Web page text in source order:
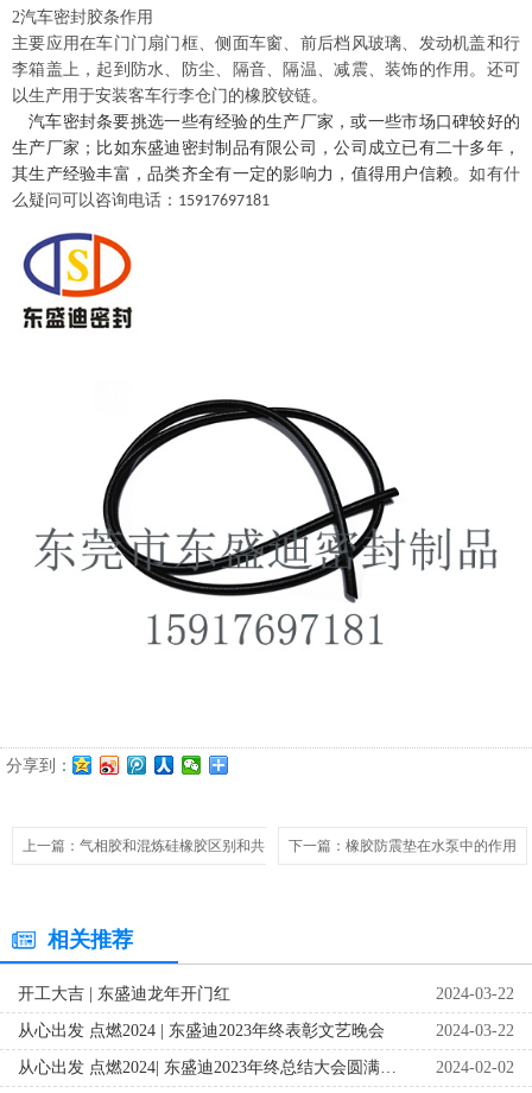
2汽车密封胶条作用
主要应用在车门门扇门框、侧面车窗、前后档风玻璃、发动机盖和行
李箱盖上，起到防水、防尘、隔音、隔温、减震、装饰的作用。还可
以生产用于安装客车行李仓门的橡胶铰链。
汽车密封条要挑选一些有经验的生产厂家，或一些市场口碑较好的
生产厂家；比如东盛迪密封制品有限公司 ，公司成立已有二十多年，
其生产经验丰富，品类齐全有一定的影响力，值得用户信赖。如有什
么疑问可以咨询电话： 15917697181
分享到：
上一篇 ：气相胶和混炼硅橡胶区别和共同点下一篇 ：橡胶防震垫在水泵中的作用
相关推荐
开工大吉 | 东盛迪龙年开门红 2024-03-22
从心出发 点燃2024 | 东盛迪2023年终表彰文艺晚会 2024-03-22
2024-02-02